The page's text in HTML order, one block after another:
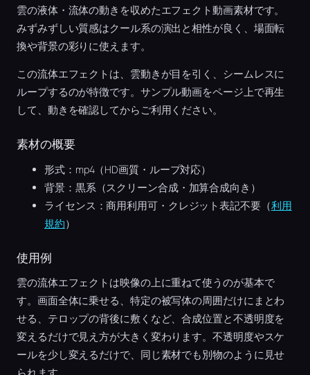
雲の液体・流体の動きを収めたエフェクト動画素材です。
みずみずしい質感はクール系の演出と相性が良く、場面転
換や背景の彩りに使えます。
この流体エフェクトは、雲動きが目を引く、シームレスに
ループするのが特徴です。サンプル動画をページ上で再生
して、動きを確認してからご利用ください。
素材の概要
形式：mp4（HD画質・ループ対応）
背景：黒系（スクリーン合成・加算合成向き）
ライセンス：商用利用可・クレジット表記不要（利用
規約）
使用例
雲の流体エフェクトは映像の上に重ねて使うのが基本で
す。画面全体に乗せる、特定の被写体の周囲だけにまとわ
せる、テロップの背後に敷くなど、合成位置と不透明度を
変えるだけで見え方が大きく変わります。不透明度やスケ
ールを少し変えるだけで、同じ素材でも別物のように見せ